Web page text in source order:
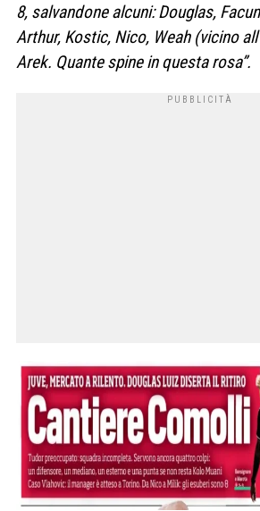
8, salvandone alcuni: Douglas,
Arthur, Kostic, Nico, Weah (vicino
Arek. Quante spine in questa rosa”.